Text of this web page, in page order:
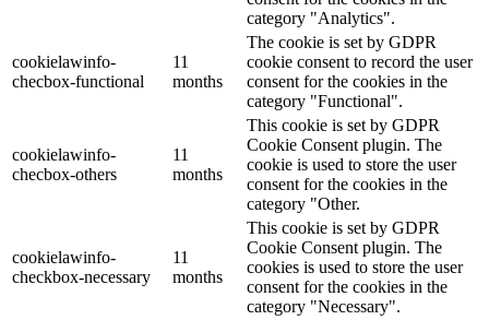
category "Analytics".
cookielawinfo-
checbox-functional
11
months
The cookie is set by GDPR
cookie consent to record the user
consent for the cookies in the
category "Functional".
cookielawinfo-
checbox-others
11
months
This cookie is set by GDPR
Cookie Consent plugin. The
cookie is used to store the user
consent for the cookies in the
category "Other.
cookielawinfo-
checkbox-necessary
11
months
This cookie is set by GDPR
Cookie Consent plugin. The
cookies is used to store the user
consent for the cookies in the
category "Necessary".